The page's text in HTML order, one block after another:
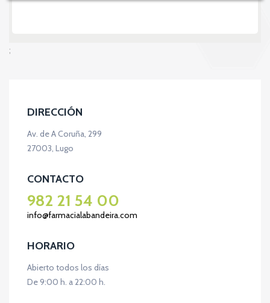
;
DIRECCIÓN
Av. de A Coruña, 299
27003, Lugo
CONTACTO
982 21 54 00
info@farmacialabandeira.com
HORARIO
Abierto todos los días
De 9:00 h. a 22:00 h.